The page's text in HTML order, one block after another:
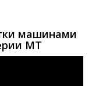
машинами
МТ